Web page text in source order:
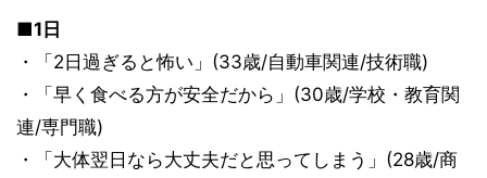
■1日
・「2日過ぎると怖い」(33歳/自動車関連/技術職)
・「早く食べる方が安全だから」(30歳/学校・教育関
連/専門職)
・「大体翌日なら大丈夫だと思ってしまう」(28歳/商